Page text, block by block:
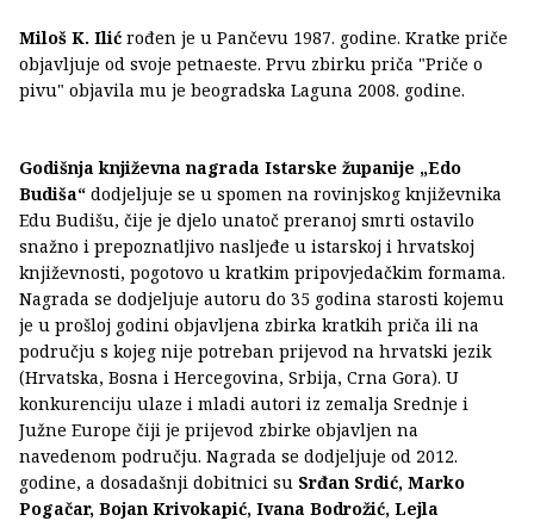
Miloš K. Ilić rođen je u Pančevu 1987. godine. Kratke priče
objavljuje od svoje petnaeste. Prvu zbirku priča "Priče o
pivu" objavila mu je beogradska Laguna 2008. godine.
Godišnja književna nagrada Istarske županije „Edo
Budiša“ dodjeljuje se u spomen na rovinjskog književnika
Edu Budišu, čije je djelo unatoč preranoj smrti ostavilo
snažno i prepoznatljivo nasljeđe u istarskoj i hrvatskoj
književnosti, pogotovo u kratkim pripovjedačkim formama.
Nagrada se dodjeljuje autoru do 35 godina starosti kojemu
je u prošloj godini objavljena zbirka kratkih priča ili na
području s kojeg nije potreban prijevod na hrvatski jezik
(Hrvatska, Bosna i Hercegovina, Srbija, Crna Gora). U
konkurenciju ulaze i mladi autori iz zemalja Srednje i
Južne Europe čiji je prijevod zbirke objavljen na
navedenom području. Nagrada se dodjeljuje od 2012.
godine, a dosadašnji dobitnici su Srđan Srdić, Marko
Pogačar, Bojan Krivokapić, Ivana Bodrožić, Lejla